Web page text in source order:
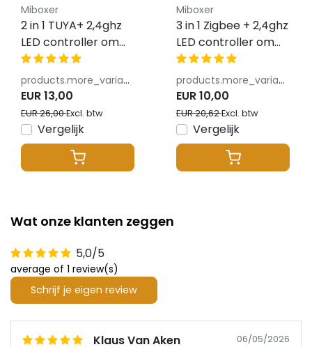
Miboxer
2 in 1 TUYA+ 2,4ghz
LED controller om
enkel kleurige / dual
white LED strips te
bedienen 12V/24V -
MIBOXER E2-WR
products.more_variants_available
EUR 13,00
EUR 26,00Excl. btw
Vergelijk
Miboxer
3 in 1 Zigbee + 2,4ghz
LED controller om
RGB / RGBW(W) /
RGBCCT LED strips
te bedienen -
FUT037ZP+
AANBIEDING
products.more_variants_available
EUR 10,00
EUR 20,62Excl. btw
Vergelijk
Wat onze klanten zeggen
5,0/5
average of 1 review(s)
Schrijf je eigen review
Klaus Van Aken 06/05/2026